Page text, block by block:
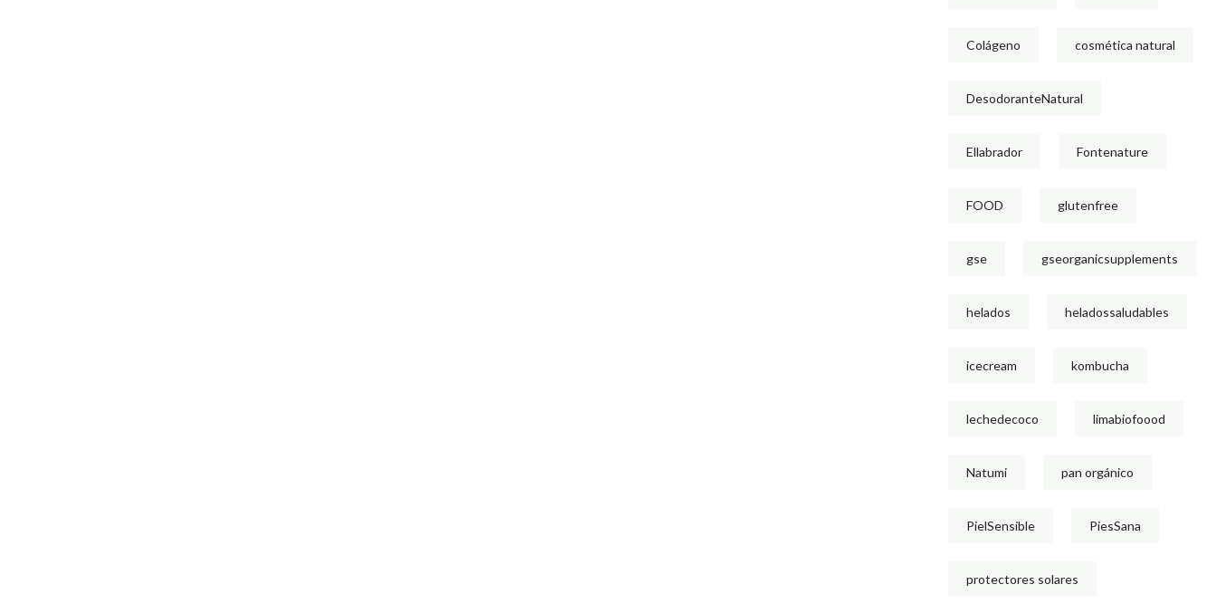
Colágeno cosmética natural
DesodoranteNatural
Ellabrador Fontenature
FOOD glutenfree
gse gseorganicsupplements
helados heladossaludables
icecream kombucha
lechedecoco limabiofoood
Natumi pan orgánico
PielSensible PiesSana
protectores solares